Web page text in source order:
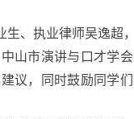
生、执业律师吴逸超
山市演讲与口才学
议，同时鼓励同学